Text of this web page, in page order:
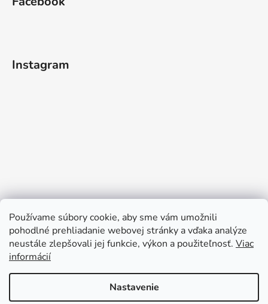
Používame súbory cookie, aby sme vám umožnili
pohodlné prehliadanie webovej stránky a vďaka analýze
neustále zlepšovali jej funkcie, výkon a použiteľnosť. Viac
informácií
Nastavenie
Instagram
Sledovať na Instagrame